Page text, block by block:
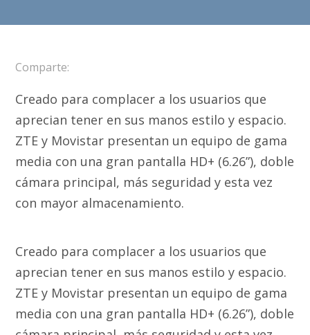
Comparte:
Creado para complacer a los usuarios que
aprecian tener en sus manos estilo y espacio.
ZTE y Movistar presentan un equipo de gama
media con una gran pantalla HD+ (6.26”), doble
cámara principal, más seguridad y esta vez
con mayor almacenamiento.
Creado para complacer a los usuarios que
aprecian tener en sus manos estilo y espacio.
ZTE y Movistar presentan un equipo de gama
media con una gran pantalla HD+ (6.26”), doble